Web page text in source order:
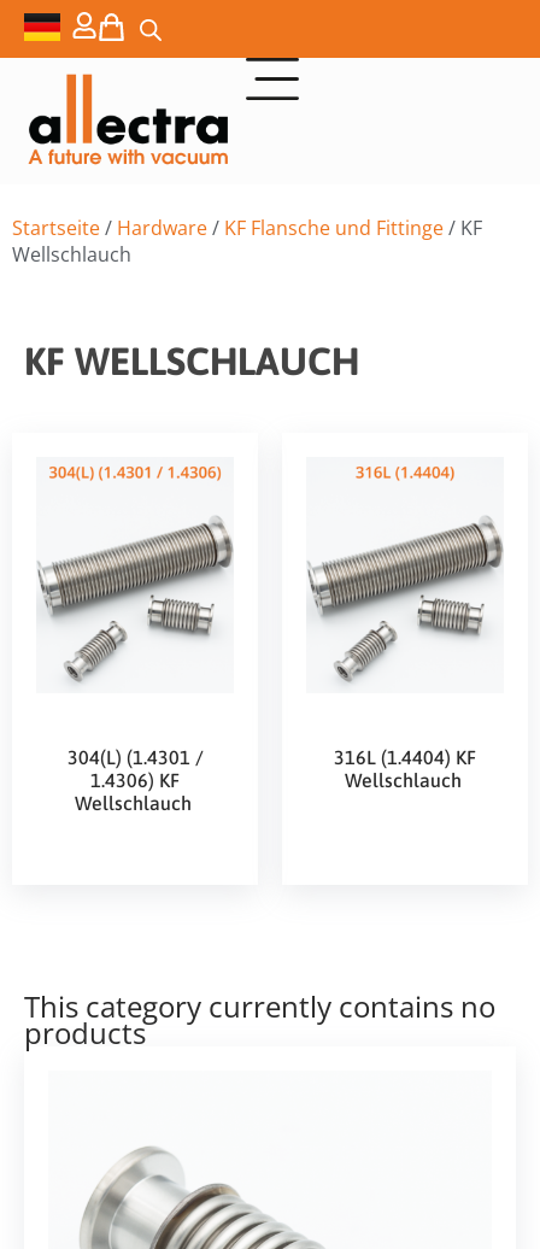
Startseite/ Hardware/ KF Flansche und Fittinge/ KF
Wellschlauch
KF WELLSCHLAUCH
304(L) (1.4301 /
1.4306) KF
Wellschlauch
316L (1.4404) KF
Wellschlauch
This category currently contains no
products